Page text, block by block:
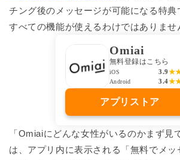
チング後のメッセージが可能になる特典
すべての機能が使えるわけではありませ
Omiai
無料登録はこちら
iOS 3.9
Android 3.4
アプリストア
「Omiaiにどんな女性がいるのかまず見
は、アプリ内に表示される「無料でメッ